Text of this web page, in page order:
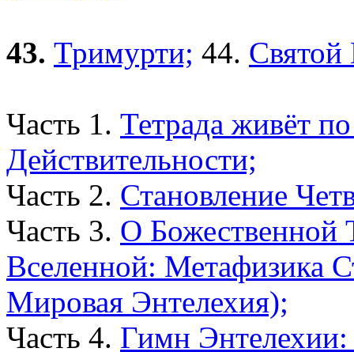
43. Тримурти; 44. Святой
Часть 1. Тетрада живёт
Действительности;
Часть 2. Становление
Часть 3. О Божественной
Вселенной: Метафизика
Мировая Энтелехия);
Часть 4. Гимн Энтелехии: